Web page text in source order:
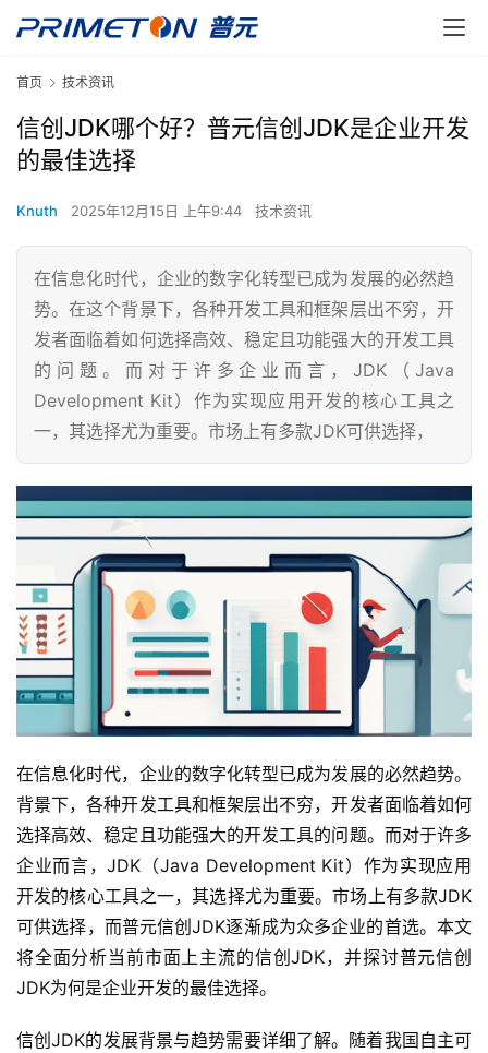
首页 技术资讯
信创JDK哪个好？普元信创JDK是企业开发
的最佳选择
Knuth 2025年12月15日 上午9:44 技术资讯
在信息化时代，企业的数字化转型已成为发展的必然趋
势。在这个背景下，各种开发工具和框架层出不穷，开
发者面临着如何选择高效、稳定且功能强大的开发工具
的问题。而对于许多企业而言，JDK（Java
Development Kit）作为实现应用开发的核心工具之
一，其选择尤为重要。市场上有多款JDK可供选择，
在信息化时代，企业的数字化转型已成为发展的必然趋势。
背景下，各种开发工具和框架层出不穷，开发者面临着如何
选择高效、稳定且功能强大的开发工具的问题。而对于许多
企业而言，JDK（Java Development Kit）作为实现应用
开发的核心工具之一，其选择尤为重要。市场上有多款JDK
可供选择，而普元信创JDK逐渐成为众多企业的首选。本文
将全面分析当前市面上主流的信创JDK，并探讨普元信创
JDK为何是企业开发的最佳选择。
信创JDK的发展背景与趋势需要详细了解。随着我国自主可